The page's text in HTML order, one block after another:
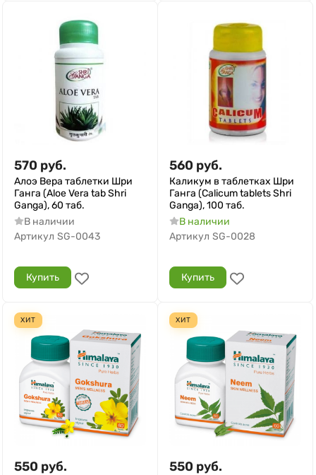
570 руб.
Алоэ Вера таблетки Шри
Ганга (Aloe Vera tab Shri
Ganga), 60 таб.
В наличии
Артикул SG-0043
Купить
560 руб.
Каликум в таблетках Шри
Ганга (Calicum tablets Shri
Ganga), 100 таб.
В наличии
Артикул SG-0028
Купить
ХИТ
550 руб.
ХИТ
550 руб.